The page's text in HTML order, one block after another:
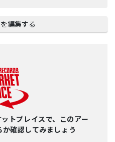
編集する
トプレイスで、このアー
確認してみましょう